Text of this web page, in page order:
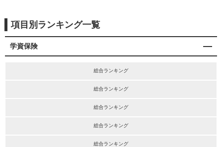
項目別ランキング一覧
学資保険
総合ランキング
総合ランキング
総合ランキング
総合ランキング
総合ランキング